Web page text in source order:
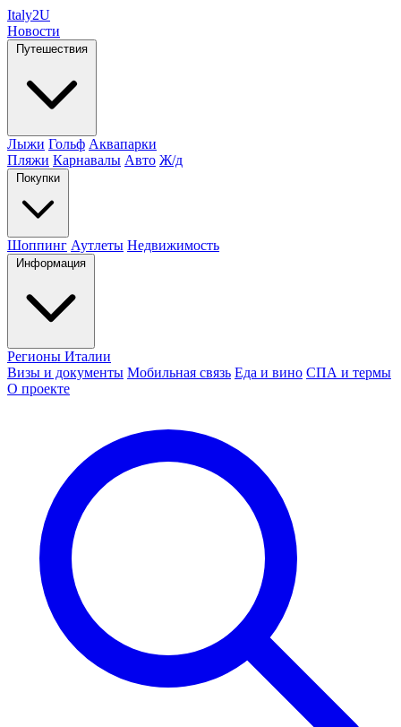
Italy2U
Новости
Путешествия
Лыжи Гольф Аквапарки
Пляжи Карнавалы Авто Ж/д
Покупки
Шоппинг Аутлеты Недвижимость
Информация
Регионы Италии
Визы и документы Мобильная связь Еда и вино СПА и термы
О проекте